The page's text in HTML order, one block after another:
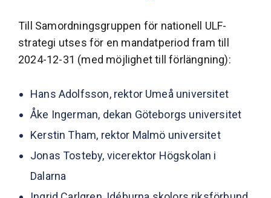
Till Samordningsgruppen för nationell ULF-
strategi utses för en mandatperiod fram till
2024-12-31 (med möjlighet till förlängning):
Hans Adolfsson, rektor Umeå universitet
Åke Ingerman, dekan Göteborgs universitet
Kerstin Tham, rektor Malmö universitet
Jonas Tosteby, vicerektor Högskolan i
Dalarna